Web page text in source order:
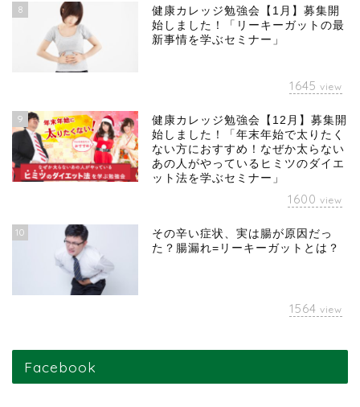
8
健康カレッジ勉強会【1月】募集開
始しました！「リーキーガットの最
新事情を学ぶセミナー」
1645 view
9
健康カレッジ勉強会【12月】募集開
始しました！「年末年始で太りたく
ない方におすすめ！なぜか太らない
あの人がやっているヒミツのダイエ
ット法を学ぶセミナー」
1600 view
10
その辛い症状、実は腸が原因だっ
た？腸漏れ=リーキーガットとは？
1564 view
Facebook